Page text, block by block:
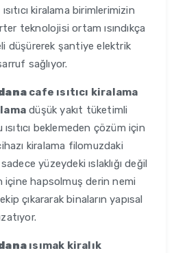
kiralama birimlerimizin
teknolojisi ortam ısındıkça
düşürerek şantiye elektrik
sağlıyor.
cafe ısıtıcı kiralama
düşük yakıt tüketimli
beklemeden çözüm için
kiralama filomuzdaki
yüzeydeki ıslaklığı değil
içine hapsolmuş derin nemi
çıkararak binaların yapısal
ısımak kiralık